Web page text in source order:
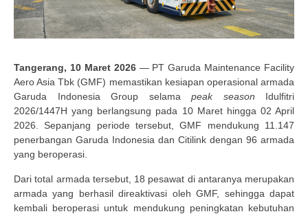
Tangerang, 10 Maret 2026— PT Garuda Maintenance Facility
Aero Asia Tbk (GMF) memastikan kesiapan operasional armada
Garuda Indonesia Group selama peak season Idulfitri
2026/1447H yang berlangsung pada 10 Maret hingga 02 April
2026. Sepanjang periode tersebut, GMF mendukung 11.147
penerbangan Garuda Indonesia dan Citilink dengan 96 armada
yang beroperasi
Dari total armada tersebut, 18 pesawat di antaranya merupakan
armada yang berhasil direaktivasi oleh GMF, sehingga dapat
kembali beroperasi untuk mendukung peningkatan kebutuhan